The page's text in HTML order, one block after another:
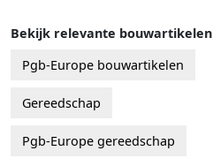
Bekijk relevante bouwartikelen
Pgb-Europe bouwartikelen
Gereedschap
Pgb-Europe gereedschap